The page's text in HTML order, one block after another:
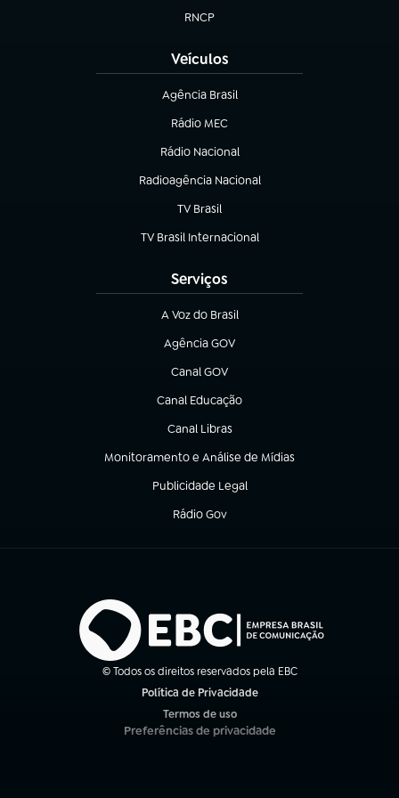
RNCP
(abre em nova aba)
Veículos
Agência Brasil
(abre em nova aba)
Rádio MEC
(abre em nova aba)
Rádio Nacional
Radioagência Nacional
(abre em nova aba)
TV Brasil
(abre em nova aba)
TV Brasil Internacional
(abre em nova aba)
Serviços
A Voz do Brasil
(abre em nova aba)
Agência GOV
(abre em nova aba)
Canal GOV
(abre em nova aba)
Canal Educação
(abre em nova aba)
Canal Libras
(abre em nova aba)
Monitoramento e Análise de Mídias
(abre em nova aba)
Publicidade Legal
(abre em nova aba)
Rádio Gov
(abre em nova aba)
© Todos os direitos reservados pela EBC
Política de Privacidade
Termos de uso
(abre em nova aba)
Preferências de privacidade